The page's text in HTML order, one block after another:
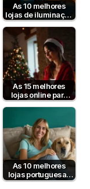
As 10 melhores
lojas de iluminação
em Portugal
As 15 melhores
lojas online para
comprar prendas
Portugal
As 10 melhores
lojas portuguesas
de produtos para